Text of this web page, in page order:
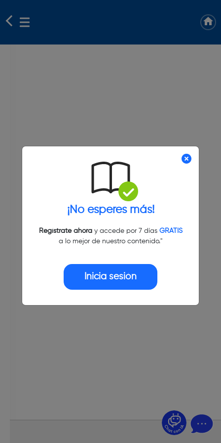
¡No esperes más!
Regístrate ahoray accede por 7 días GRATIS
a lo mejor de nuestro contenido."
Inicia sesión